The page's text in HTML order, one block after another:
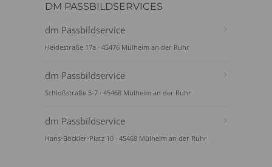
DM PASSBILDSERVICES
dm Passbildservice
Heidestraße 17a · 45476 Mülheim an der Ruhr
dm Passbildservice
Schloßstraße 5-7 · 45468 Mülheim an der Ruhr
dm Passbildservice
Hans-Böckler-Platz 10 · 45468 Mülheim an der Ruhr